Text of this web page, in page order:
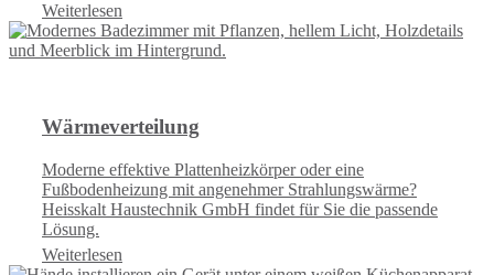
Weiterlesen
Wärmeverteilung
Moderne effektive Plattenheizkörper oder eine
Fußbodenheizung mit angenehmer Strahlungswärme?
Heisskalt Haustechnik GmbH findet für Sie die passende
Lösung.
Weiterlesen